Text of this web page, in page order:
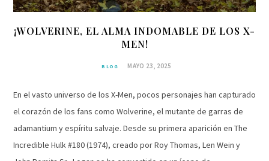
¡WOLVERINE, EL ALMA INDOMABLE DE LOS X-
MEN!
BLOG MAYO 23, 2025
En el vasto universo de los X-Men, pocos personajes han capturado
el corazón de los fans como Wolverine, el mutante de garras de
adamantium y espíritu salvaje. Desde su primera aparición en The
Incredible Hulk #180 (1974), creado por Roy Thomas, Len Wein y